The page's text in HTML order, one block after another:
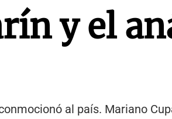
y el
al país. Mariano